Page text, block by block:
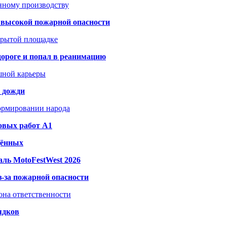
производству
пожарной опасности
площадке
и попал в реанимацию
карьеры
дожди
народа
работ A1
MotoFestWest 2026
за пожарной опасности
ответственности